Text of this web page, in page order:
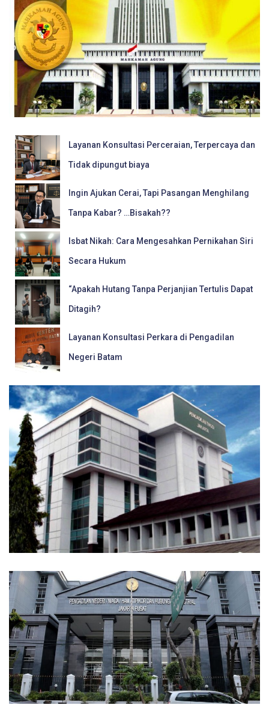
Layanan Konsultasi Perceraian, Terpercaya dan
Tidak dipungut biaya
Ingin Ajukan Cerai, Tapi Pasangan Menghilang
Tanpa Kabar? …Bisakah??
Isbat Nikah: Cara Mengesahkan Pernikahan Siri
Secara Hukum
“Apakah Hutang Tanpa Perjanjian Tertulis Dapat
Ditagih?
Layanan Konsultasi Perkara di Pengadilan
Negeri Batam